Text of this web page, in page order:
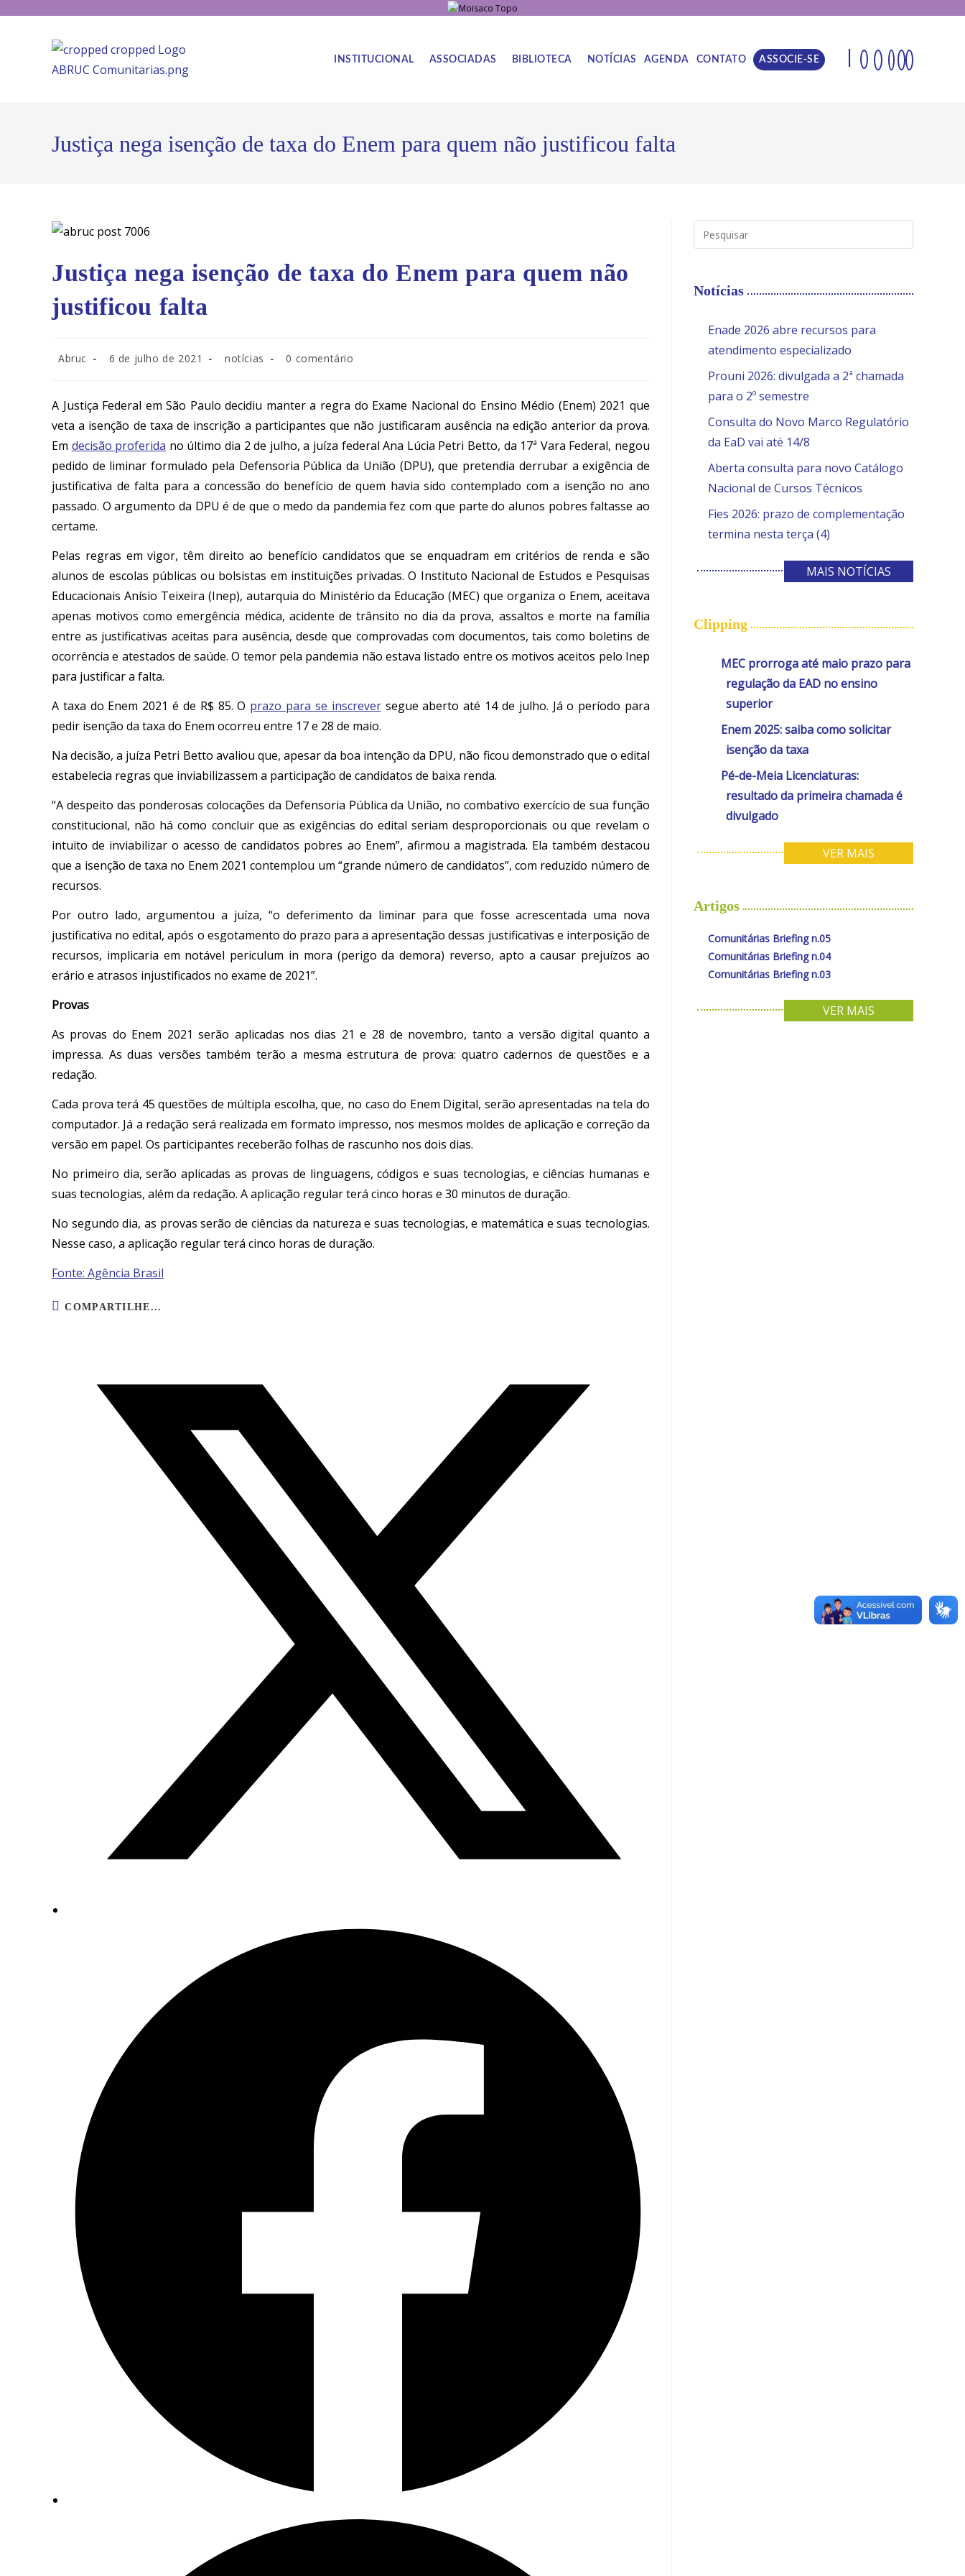
|
INSTITUCIONAL ASSOCIADAS BIBLIOTECA NOTÍCIAS AGENDA CONTATO ASSOCIE-SE
Justiça nega isenção de taxa do Enem para quem não justificou falta
Justiça nega isenção de taxa do Enem para quem não
justificou falta
Abruc 6 de julho de 2021 notícias 0 comentário
A Justiça Federal em São Paulo decidiu manter a regra do Exame Nacional do Ensino Médio (Enem) 2021 que
veta a isenção de taxa de inscrição a participantes que não justificaram ausência na edição anterior da prova.
Em decisão proferida no último dia 2 de julho, a juíza federal Ana Lúcia Petri Betto, da 17ª Vara Federal, negou
pedido de liminar formulado pela Defensoria Pública da União (DPU), que pretendia derrubar a exigência de
justificativa de falta para a concessão do benefício de quem havia sido contemplado com a isenção no ano
passado. O argumento da DPU é de que o medo da pandemia fez com que parte do alunos pobres faltasse ao
certame.
Pelas regras em vigor, têm direito ao benefício candidatos que se enquadram em critérios de renda e são
alunos de escolas públicas ou bolsistas em instituições privadas. O Instituto Nacional de Estudos e Pesquisas
Educacionais Anísio Teixeira (Inep), autarquia do Ministério da Educação (MEC) que organiza o Enem, aceitava
apenas motivos como emergência médica, acidente de trânsito no dia da prova, assaltos e morte na família
entre as justificativas aceitas para ausência, desde que comprovadas com documentos, tais como boletins de
ocorrência e atestados de saúde. O temor pela pandemia não estava listado entre os motivos aceitos pelo Inep
para justificar a falta.
A taxa do Enem 2021 é de R$ 85. O prazo para se inscreversegue aberto até 14 de julho. Já o período para
pedir isenção da taxa do Enem ocorreu entre 17 e 28 de maio.
Na decisão, a juíza Petri Betto avaliou que, apesar da boa intenção da DPU, não ficou demonstrado que o edital
estabelecia regras que inviabilizassem a participação de candidatos de baixa renda.
“A despeito das ponderosas colocações da Defensoria Pública da União, no combativo exercício de sua função
constitucional, não há como concluir que as exigências do edital seriam desproporcionais ou que revelam o
intuito de inviabilizar o acesso de candidatos pobres ao Enem”, afirmou a magistrada. Ela também destacou
que a isenção de taxa no Enem 2021 contemplou um “grande número de candidatos”, com reduzido número de
recursos.
Por outro lado, argumentou a juíza, “o deferimento da liminar para que fosse acrescentada uma nova
justificativa no edital, após o esgotamento do prazo para a apresentação dessas justificativas e interposição de
recursos, implicaria em notável periculum in mora (perigo da demora) reverso, apto a causar prejuízos ao
erário e atrasos injustificados no exame de 2021”.
Provas
As provas do Enem 2021 serão aplicadas nos dias 21 e 28 de novembro, tanto a versão digital quanto a
impressa. As duas versões também terão a mesma estrutura de prova: quatro cadernos de questões e a
redação.
Cada prova terá 45 questões de múltipla escolha, que, no caso do Enem Digital, serão apresentadas na tela do
computador. Já a redação será realizada em formato impresso, nos mesmos moldes de aplicação e correção da
versão em papel. Os participantes receberão folhas de rascunho nos dois dias.
No primeiro dia, serão aplicadas as provas de linguagens, códigos e suas tecnologias, e ciências humanas e
suas tecnologias, além da redação. A aplicação regular terá cinco horas e 30 minutos de duração.
No segundo dia, as provas serão de ciências da natureza e suas tecnologias, e matemática e suas tecnologias.
Nesse caso, a aplicação regular terá cinco horas de duração.
Fonte: Agência Brasil
COMPARTILHE...
Notícias
Enade 2026 abre recursos para
atendimento especializado
Prouni 2026: divulgada a 2ª chamada
para o 2º semestre
Consulta do Novo Marco Regulatório
da EaD vai até 14/8
Aberta consulta para novo Catálogo
Nacional de Cursos Técnicos
Fies 2026: prazo de complementação
termina nesta terça (4)
MAIS NOTÍCIAS
Clipping
MEC prorroga até maio prazo para
regulação da EAD no ensino
superior
Enem 2025: saiba como solicitar
isenção da taxa
Pé-de-Meia Licenciaturas:
resultado da primeira chamada é
divulgado
VER MAIS
Artigos
Comunitárias Briefing n.05
Comunitárias Briefing n.04
Comunitárias Briefing n.03
VER MAIS